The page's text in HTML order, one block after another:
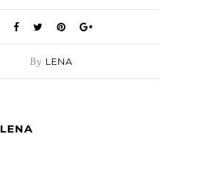
By LENA
LENA